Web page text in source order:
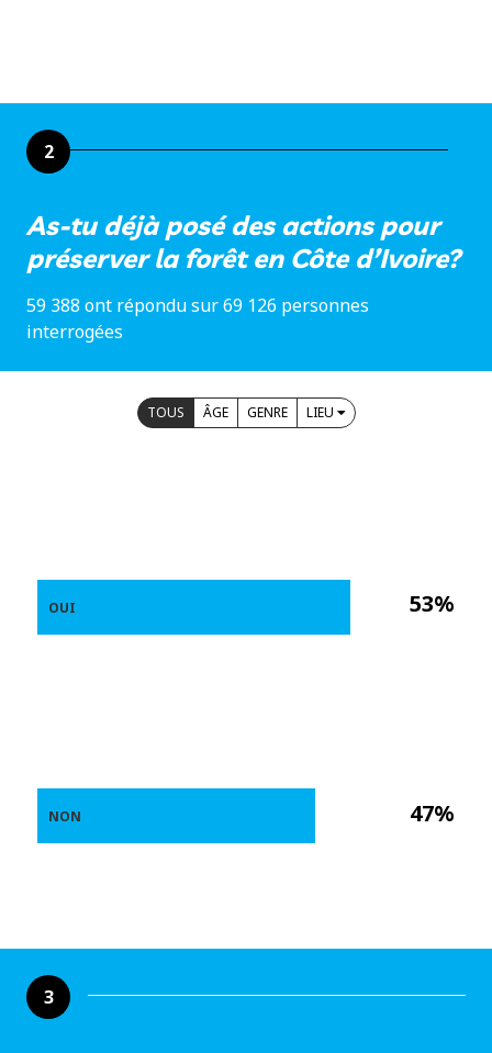
2
As-tu déjà posé des actions pour
préserver la forêt en Côte d’Ivoire?
59 388 ont répondu sur 69 126 personnes
interrogées
TOUS ÂGE GENRE LIEU
53%
47%
OUI
NON
3